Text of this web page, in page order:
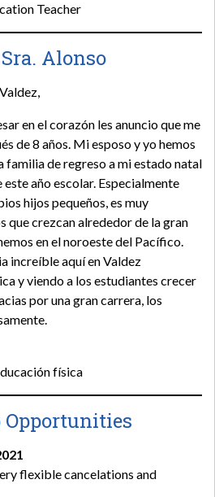
Teacher
Alonso
en el corazón les anuncio que me
de 8 años. Mi esposo y yo hemos
familia de regreso a mi estado natal
año escolar. Especialmente
hijos pequeños, es muy
que crezcan alrededor de la gran
en el noroeste del Pacífico.
increíble aquí en Valdez
y viendo a los estudiantes crecer
por una gran carrera, los
física
Opportunities
flexible cancelations and